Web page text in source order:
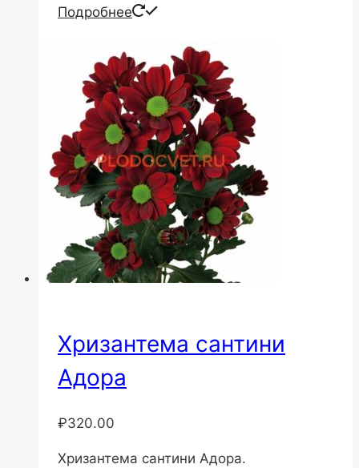
Подробнее
Хризантема сантини
Адора
₽320.00
Хризантема сантини Адора.